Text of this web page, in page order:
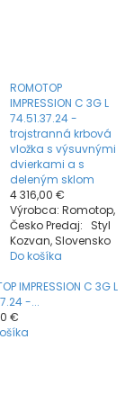
ROMOTOP
IMPRESSION C 3G L
74.51.37.24 -
trojstranná krbová
vložka s výsuvnými
dvierkami a s
deleným sklom
4 316,00 €
Výrobca: Romotop,
Česko Predaj: Styl
Kozvan, Slovensko
Do košíka
IMPRESSION C 3G L
-...
€